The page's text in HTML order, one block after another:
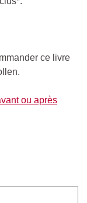
ce livre
ou après